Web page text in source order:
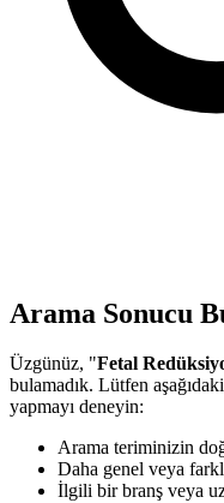
Arama Sonucu
Üzgünüz, "Fetal
bulamadık. Lütfen
yapmayı deneyin:
Arama teriminizin
Daha genel veya
İlgili bir branş veya